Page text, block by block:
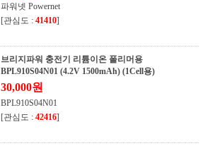
파워넷 Powernet
[관심도 : 41410]
브리지파워 충전기 리튬이온 폴리머용
BPL910S04N01 (4.2V 1500mAh) (1Cell용)
30,000원
BPL910S04N01
[관심도 : 42416]